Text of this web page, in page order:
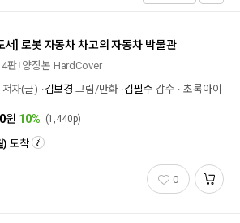
서] 로봇 자동차 차고의 자동차 박물관
4판 양장본 HardCover
저자(글) 김보경 그림/만화 김필수 감수 초록아이
원 10% (1,440p)
)도착
0